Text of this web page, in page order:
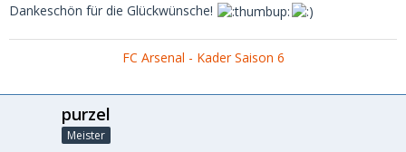
Dankeschön für die Glückwünsche!
FC Arsenal - Kader Saison 6
purzel
Meister